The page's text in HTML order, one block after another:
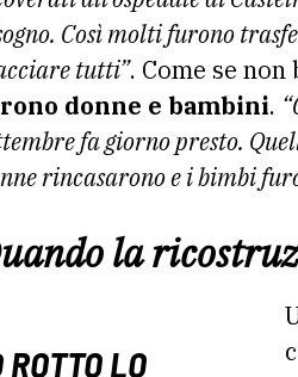
Così molti furono
tutti”. Come se non
donne e bambini.
fa giorno presto.
rincasarono e i bimbi
la
ROTTO LO